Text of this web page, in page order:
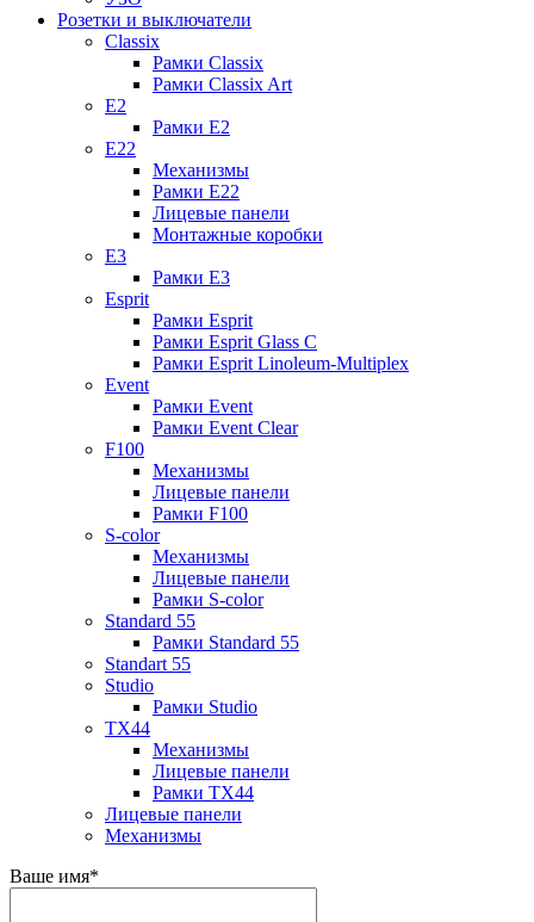
Розетки и выключатели
Classix
Рамки Classix
Рамки Classix Art
E2
Рамки E2
E22
Механизмы
Рамки E22
Лицевые панели
Монтажные коробки
E3
Рамки E3
Esprit
Рамки Esprit
Рамки Esprit Glass C
Рамки Esprit Linoleum-Multiplex
Event
Рамки Event
Рамки Event Clear
F100
Механизмы
Лицевые панели
Рамки F100
S-color
Механизмы
Лицевые панели
Рамки S-color
Standard 55
Рамки Standard 55
Standart 55
Studio
Рамки Studio
TX44
Механизмы
Лицевые панели
Рамки TX44
Лицевые панели
Механизмы
Ваше имя*